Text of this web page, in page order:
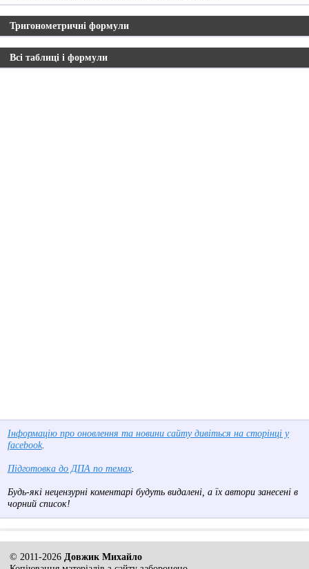
Тригонометричні формули
Всі таблиці і формули
Інформацію про оновлення та новини сайту дивіться на сторінці у
facebook.
Підготовка до ДПА по темах.
Будь-які нецензурні коментарі будуть видалені, а їх автори занесені в
чорний список!
© 2011-2026Довжик Михайло